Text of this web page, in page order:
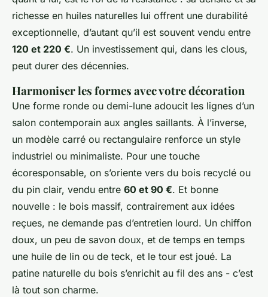
richesse en huiles naturelles lui offrent une durabilité
exceptionnelle, d’autant qu’il est souvent vendu entre
120 et 220 €. Un investissement qui, dans les clous,
peut durer des décennies.
Harmoniser les formes avec votre décoration
Une forme ronde ou demi-lune adoucit les lignes d’un
salon contemporain aux angles saillants. À l’inverse,
un modèle carré ou rectangulaire renforce un style
industriel ou minimaliste. Pour une touche
écoresponsable, on s’oriente vers du bois recyclé ou
du pin clair, vendu entre 60 et 90 €. Et bonne
nouvelle : le bois massif, contrairement aux idées
reçues, ne demande pas d’entretien lourd. Un chiffon
doux, un peu de savon doux, et de temps en temps
une huile de lin ou de teck, et le tour est joué. La
patine naturelle du bois s’enrichit au fil des ans - c’est
là tout son charme.